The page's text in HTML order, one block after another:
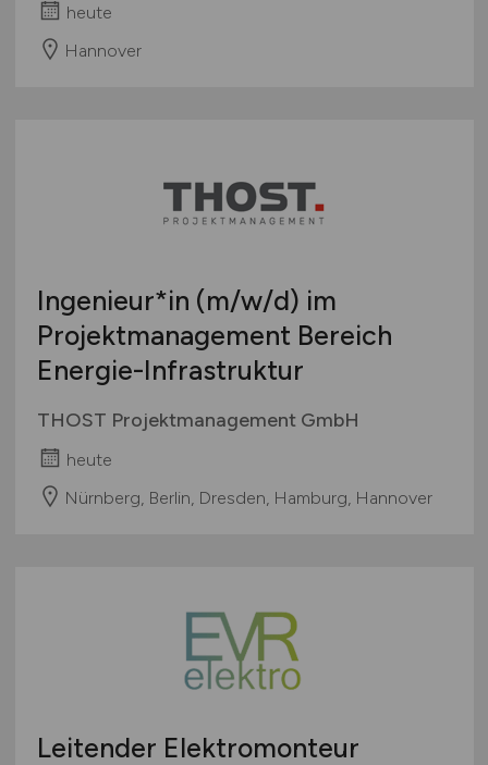
heute
Hannover
Ingenieur*in (m/w/d) im
Projektmanagement Bereich
Energie-Infrastruktur
THOST Projektmanagement GmbH
heute
Nürnberg, Berlin, Dresden, Hamburg, Hannover
Leitender Elektromonteur